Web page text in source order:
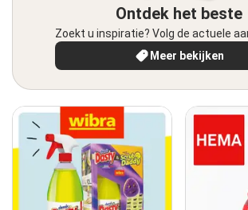
Ontdek het beste
Zoekt u inspiratie? Volg de actuele
Meer bekijken